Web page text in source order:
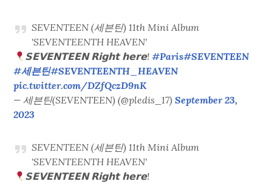
SEVENTEEN (세븐틴) 11th Mini Album
'SEVENTEENTH HEAVEN'
𝗦𝗘𝗩𝗘𝗡𝗧𝗘𝗘𝗡 𝗥𝗶𝗴𝗵𝘁 𝗵𝗲𝗿𝗲! #Paris#SEVENTEEN
#세븐틴#SEVENTEENTH_HEAVEN
pic.twitter.com/DZfQczD9nK
— 세븐틴(SEVENTEEN) (@pledis_17)September 23,
2023
SEVENTEEN (세븐틴) 11th Mini Album
'SEVENTEENTH HEAVEN'
𝗦𝗘𝗩𝗘𝗡𝗧𝗘𝗘𝗡 𝗥𝗶𝗴𝗵𝘁 𝗵𝗲𝗿𝗲!